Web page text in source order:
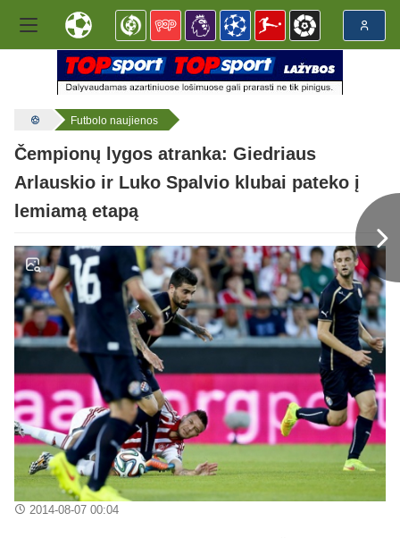
Futbolo naujienos
Čempionų lygos atranka: Giedriaus
Arlauskio ir Luko Spalvio klubai pateko į
lemiamą etapą
2014-08-07 00:04